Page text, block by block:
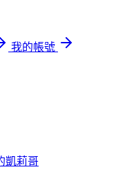
我的帳號
凱莉哥